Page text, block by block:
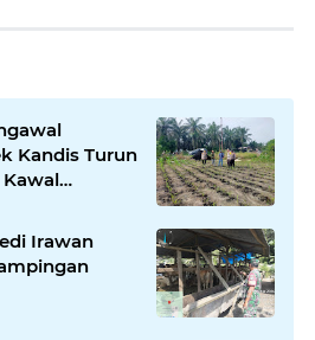
Kandis Turun
Irawan